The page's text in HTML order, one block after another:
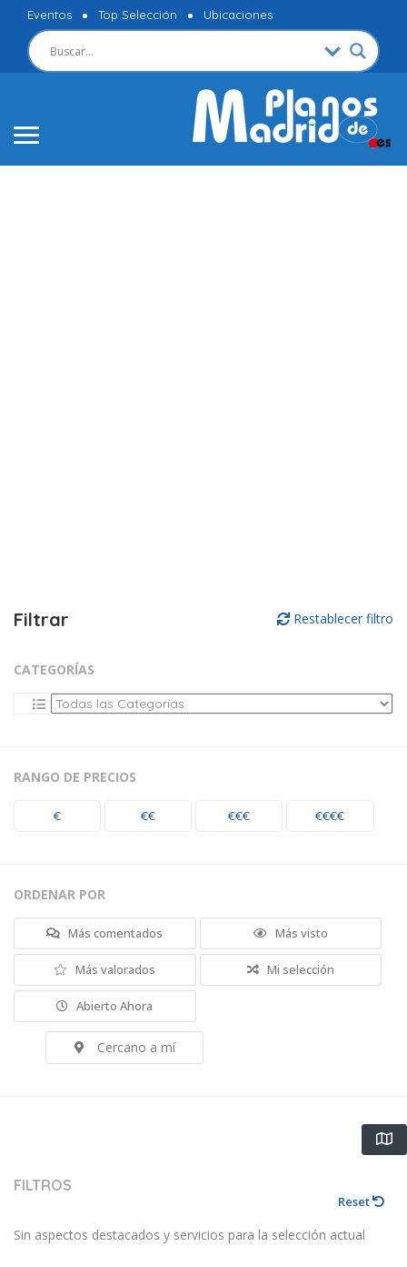
Eventos Top Selección Ubicaciones
Filtrar Restablecer filtro
CATEGORÍAS
RANGO DE PRECIOS
€ €€ €€€ €€€€
ORDENAR POR
Más comentados Más visto
Más valorados Mi selección
Abierto Ahora
Cercano a mí
FILTROS
Reset
Sin aspectos destacados y servicios para la selección actual